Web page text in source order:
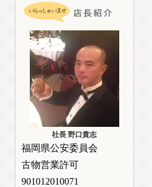
社長 野口貴志
福岡県公安委員会
古物営業許可
901012010071